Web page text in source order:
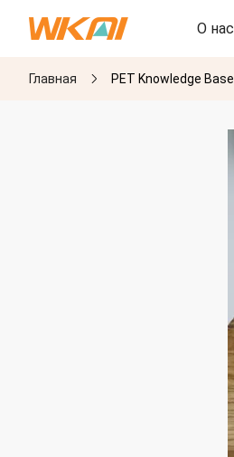
О нас
НИОКР
Главная PET Knowledge Base